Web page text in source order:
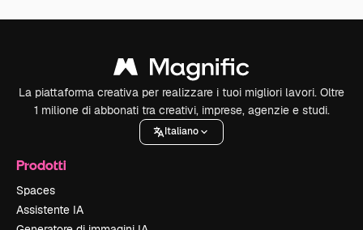
La piattaforma creativa per realizzare i tuoi migliori lavori. Oltre
1 milione di abbonati tra creativi, imprese, agenzie e studi.
Italiano
Prodotti
Spaces
Assistente IA